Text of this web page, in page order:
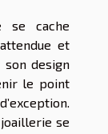
se cache
et
son design
le point
se